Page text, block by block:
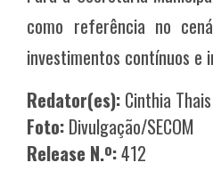
como referência no
investimentos contínuos
Redator(es): Cinthia
Foto: Divulgação/SECOM
Release N.º:412